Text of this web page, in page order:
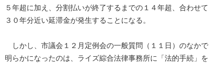
５年超に加え、分割払いが終了するまでの１４年超、合わせて
３０年分近い延滞金が発生することになる。
しかし、市議会１２月定例会の一般質問（１１日）のなかで
明らかになったのは、ライズ綜合法律事務所に「法的手続」を